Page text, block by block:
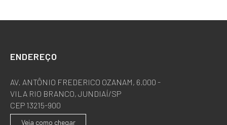
ENDEREÇO
AV. ANTÔNIO FREDERICO OZANAM, 6.000 -
VILA RIO BRANCO, JUNDIAÍ/SP
CEP 13215-900
Veja como chegar